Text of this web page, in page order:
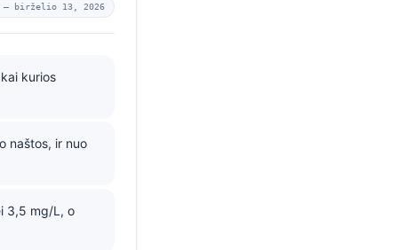
— birželio 13, 2026
kurios
naštos, ir nuo
3,5 mg/L, o